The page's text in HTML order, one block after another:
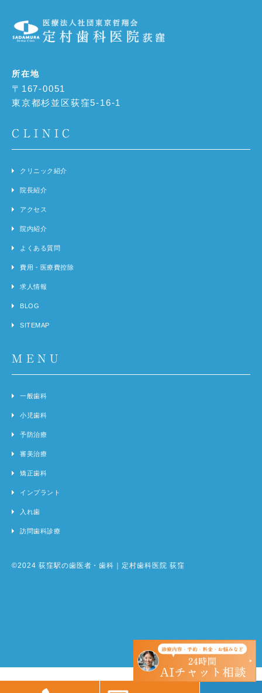
所在地
〒167-0051
東京都杉並区荻窪5-16-1
CLINIC
クリニック紹介
院長紹介
アクセス
院内紹介
よくある質問
費用・医療費控除
求人情報
BLOG
SITEMAP
MENU
一般歯科
小児歯科
予防治療
審美治療
矯正歯科
インプラント
入れ歯
訪問歯科診療
©2024 荻窪駅の歯医者・歯科｜定村歯科医院 荻窪